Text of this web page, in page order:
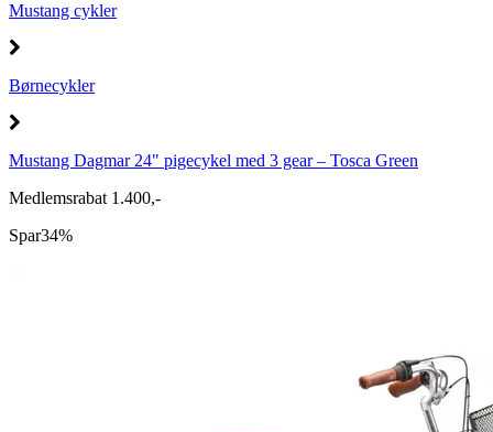
Mustang cykler
Børnecykler
Mustang Dagmar 24" pigecykel med 3 gear – Tosca Green
Medlemsrabat 1.400,-
Spar34%